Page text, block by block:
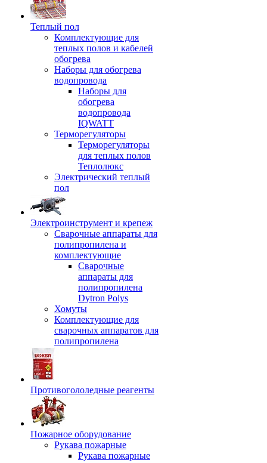
Теплый пол
Комплектующие для
теплых полов и кабелей
обогрева
Наборы для обогрева
водопровода
Наборы для
обогрева
водопровода
IQWATT
Терморегуляторы
Терморегуляторы
для теплых полов
Теплолюкс
Электрический теплый
пол
Электроинструмент и крепеж
Сварочные аппараты для
полипропилена и
комплектующие
Сварочные
аппараты для
полипропилена
Dytron Polys
Хомуты
Комплектующие для
сварочных аппаратов для
полипропилена
Противогололедные реагенты
Пожарное оборудование
Рукава пожарные
Рукава пожарные